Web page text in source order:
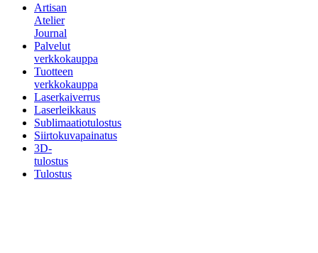
Artisan
Atelier
Journal
Palvelut
verkkokauppa
Tuotteen
verkkokauppa
Laserkaiverrus
Laserleikkaus
Sublimaatiotulostus
Siirtokuvapainatus
3D-
tulostus
Tulostus